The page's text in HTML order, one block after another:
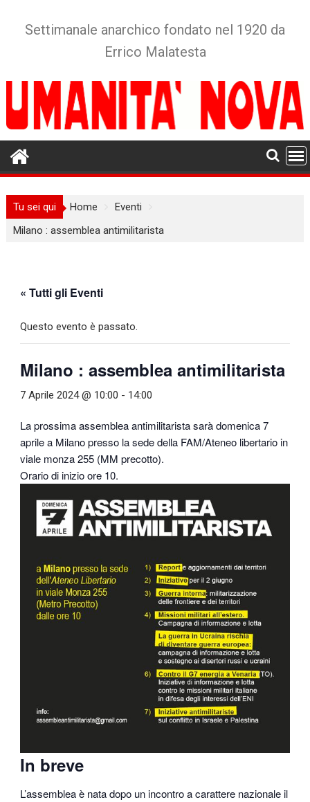
Settimanale anarchico fondato nel 1920 da
Errico Malatesta
Tu sei qui Home
Eventi
Milano : assemblea antimilitarista
« Tutti gli Eventi
Questo evento è passato.
Milano : assemblea antimilitarista
7 Aprile 2024 @ 10:00 - 14:00
La prossima assemblea antimilitarista sarà domenica 7
aprile a Milano presso la sede della FAM/Ateneo libertario in
viale monza 255 (MM precotto).
Orario di inizio ore 10.
In breve
L’assemblea è nata dopo un incontro a carattere nazionale il